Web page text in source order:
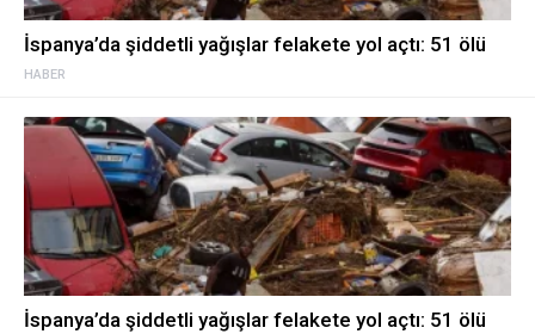
HABER
İspanya’da şiddetli yağışlar felakete yol açtı: 51 ölü
İspanya’da şiddetli yağışlar felakete yol açtı: 51 ölü